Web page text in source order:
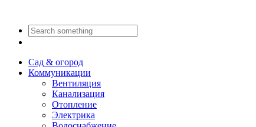
Сад & огород
Коммуникации
Вентиляция
Канализация
Отопление
Электрика